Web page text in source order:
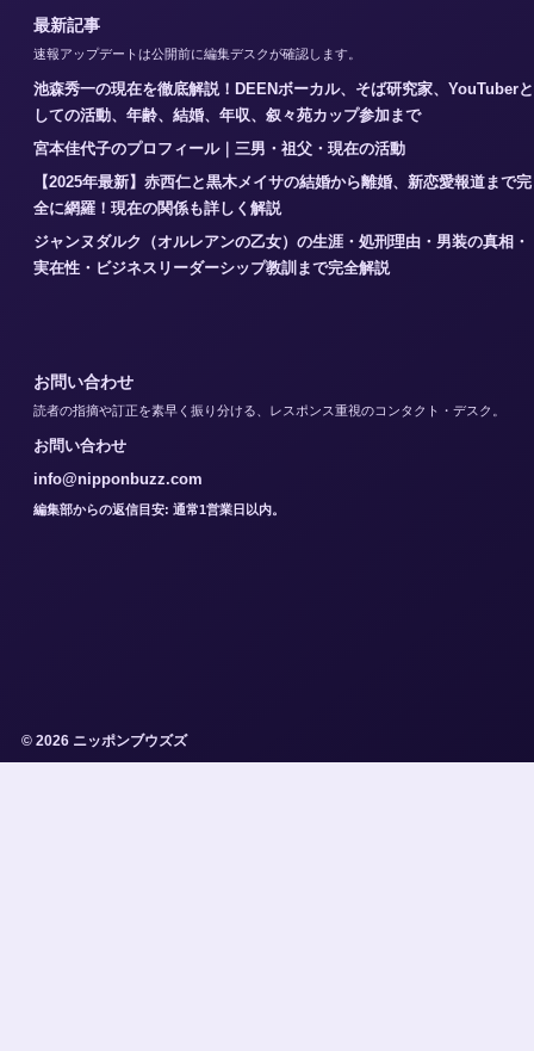
最新記事
速報アップデートは公開前に編集デスクが確認します。
池森秀一の現在を徹底解説！DEENボーカル、そば研究家、YouTuberと
しての活動、年齢、結婚、年収、叙々苑カップ参加まで
宮本佳代子のプロフィール｜三男・祖父・現在の活動
【2025年最新】赤西仁と黒木メイサの結婚から離婚、新恋愛報道まで完
全に網羅！現在の関係も詳しく解説
ジャンヌダルク（オルレアンの乙女）の生涯・処刑理由・男装の真相・
実在性・ビジネスリーダーシップ教訓まで完全解説
お問い合わせ
読者の指摘や訂正を素早く振り分ける、レスポンス重視のコンタクト・デスク。
お問い合わせ
info@nipponbuzz.com
編集部からの返信目安: 通常1営業日以内。
© 2026 ニッポンブウズズ